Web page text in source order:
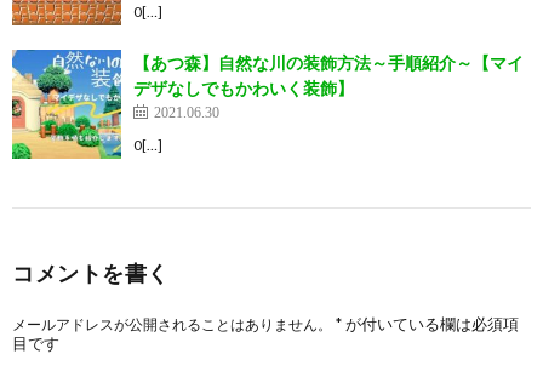
0[…]
【あつ森】自然な川の装飾方法～手順紹介～【マイ
デザなしでもかわいく装飾】
2021.06.30
0[…]
コメントを書く
メールアドレスが公開されることはありません。 *が付いている欄は必須項
目です